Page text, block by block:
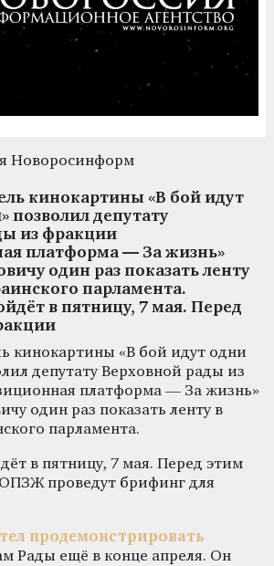
Новоросинформ
кинокартины «В бой идут
позволил депутату
из фракции
платформа — За жизнь»
один раз показать ленту
парламента.
в пятницу, 7 мая. Перед
кинокартины «В бой идут одни
депутату Верховной рады из
платформа — За жизнь»
один раз показать ленту в
парламента.
в пятницу, 7 мая. Перед этим
проведут брифинг для
продемонстрировать
Рады ещё в конце апреля. Он